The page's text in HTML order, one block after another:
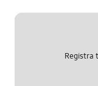
MultimediaRegistra